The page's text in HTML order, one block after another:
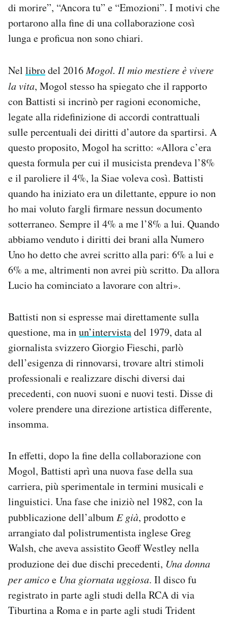
di morire”, “Ancora tu” e “Emozioni”. I motivi che
portarono alla fine di una collaborazione così
lunga e proficua non sono chiari.
Nel librodel 2016Mogol. Il mio mestiere è vivere
la vita, Mogol stesso ha spiegato che il rapporto
con Battisti si incrinò per ragioni economiche,
legate alla ridefinizione di accordi contrattuali
sulle percentuali dei diritti d’autore da spartirsi. A
questo proposito, Mogol ha scritto: «Allora c’era
questa formula per cui il musicista prendeva l’8%
e il paroliere il 4%, la Siae voleva così. Battisti
quando ha iniziato era un dilettante, eppure io non
ho mai voluto fargli firmare nessun documento
sotterraneo. Sempre il 4% a me l’8% a lui. Quando
abbiamo venduto i diritti dei brani alla Numero
Uno ho detto che avrei scritto alla pari: 6% a lui e
6% a me, altrimenti non avrei più scritto. Da allora
Lucio ha cominciato a lavorare con altri».
Battisti non si espresse mai direttamente sulla
questione, ma inun’intervistadel 1979, data al
giornalista svizzero Giorgio Fieschi, parlò
dell’esigenza di rinnovarsi, trovare altri stimoli
professionali e realizzare dischi diversi dai
precedenti, con nuovi suoni e nuovi testi. Disse di
volere prendere una direzione artistica differente,
insomma.
In effetti, dopo la fine della collaborazione con
Mogol, Battisti aprì una nuova fase della sua
carriera, più sperimentale in termini musicali e
linguistici. Una fase che iniziò nel 1982, con la
pubblicazione dell’albumE già, prodotto e
arrangiato dal polistrumentista inglese Greg
Walsh, che aveva assistito Geoff Westley nella
produzione dei due dischi precedenti, Una donna
per amicoe Una giornata uggiosa. Il disco fu
registrato in parte agli studi della RCA di via
Tiburtina a Roma e in parte agli studi Trident